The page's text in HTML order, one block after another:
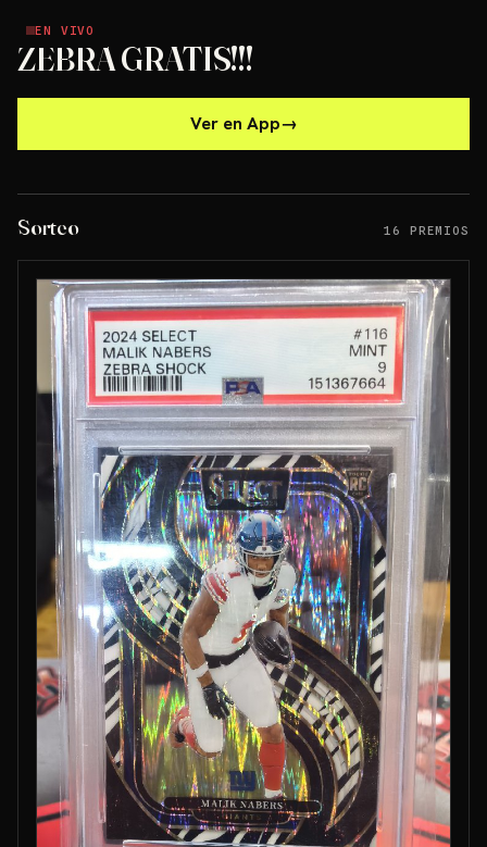
EN VIVO
EN VIVO
ZEBRA GRATIS!!!
Ver en App→
Sorteo 16 PREMIOS